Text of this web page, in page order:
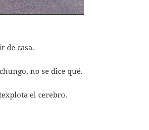
de casa.
no se dice qué.
el cerebro.